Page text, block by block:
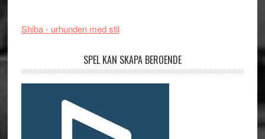
Shiba - urhunden med stil
SPEL KAN SKAPA BEROENDE